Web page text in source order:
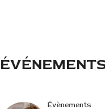
Évènements